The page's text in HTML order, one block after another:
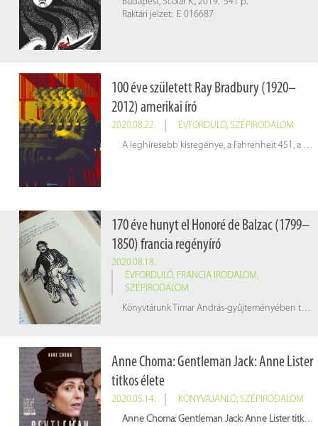
Raktári jelzet: E 016687
100 éve született Ray Bradbury (1920–
2012) amerikai író
2020.08.22. ÉVFORDULÓ, SZÉPIRODALOM
A leghíresebb kisregénye, a Fahrenheit 451, a papír gyulladáspontjáról kapta a nevét. A disztópikus történet egy olyan jövőbeli diktatúrára épül, ahol betiltották az olvasást és elégetik a könyveket.
170 éve hunyt el Honoré de Balzac (1799–
1850) francia regényíró
2020.08.18.
ÉVFORDULÓ, FRANCIA IRODALOM,
SZÉPIRODALOM
Könyvtárunk Timar András-gyűjteményében több eredeti nyelven megírt Balzac-művet is kezébe vehet az olvasó. Az évforduló kapcsán a
Anne Choma: Gentleman Jack: Anne Lister
titkos élete
2020.05.14. KÖNYVAJÁNLÓ, SZÉPIRODALOM
Anne Choma: Gentleman Jack: Anne Lister titkos élete